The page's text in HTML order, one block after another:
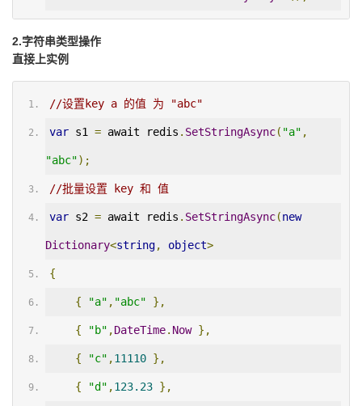
2.字符串类型操作
直接上实例
//设置key a 的值 为 "abc"
var s1 = await redis . SetStringAsync( "a" ,
"abc");
//批量设置 key 和 值
var s2 = await redis . SetStringAsync(new
Dictionary<string, object>
{
{ "a" , "abc" },
{ "b" ,DateTime. Now },
{ "c" ,11110 },
{ "d" ,123.23 },